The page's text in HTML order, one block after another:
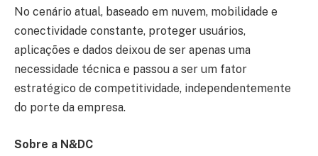
No cenário atual, baseado em nuvem, mobilidade e
conectividade constante, proteger usuários,
aplicações e dados deixou de ser apenas uma
necessidade técnica e passou a ser um fator
estratégico de competitividade, independentemente
do porte da empresa.
Sobre a N&DC